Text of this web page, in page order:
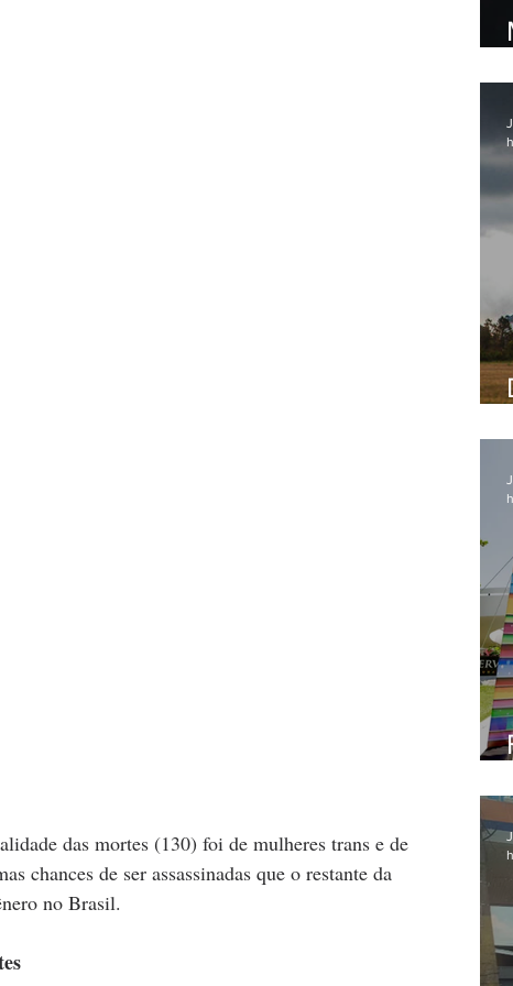
das mortes (130) foi de mulheres trans e de
chances de ser assassinadas que o restante da
no Brasil.